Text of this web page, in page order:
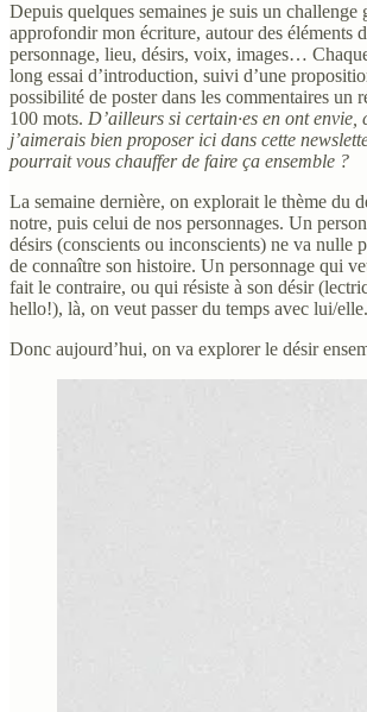
Depuis quelques semaines je suis un challenge
approfondir mon écriture, autour des éléments
personnage, lieu, désirs, voix, images…
long essai d’introduction, suivi d’une
possibilité de poster dans les commentaires un
100 mots. D’ailleurs si certain·es en ont envie,
j’aimerais bien proposer ici dans cette
pourrait vous chauffer de faire ça ensemble ?
La semaine dernière, on explorait le thème du
notre, puis celui de nos personnages. Un
désirs (conscients ou inconscients) ne va nulle
de connaître son histoire. Un personnage qui
fait le contraire, ou qui résiste à son désir
hello!), là, on veut passer du temps avec lui/elle.
Donc aujourd’hui, on va explorer le désir